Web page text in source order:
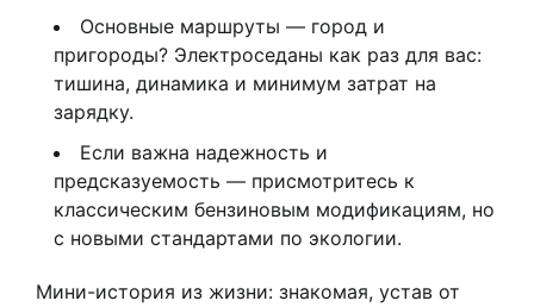
Основные маршруты — город и
пригороды? Электроседаны как раз для вас:
тишина, динамика и минимум затрат на
зарядку.
Если важна надежность и
предсказуемость — присмотритесь к
классическим бензиновым модификациям, но
с новыми стандартами по экологии.
Мини-история из жизни: знакомая, устав от